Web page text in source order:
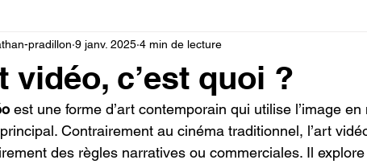
Expositions
vidéo, c’est quoi ?
pradillon 9 janv. 2025 4 min de lecture
est une forme d’art contemporain qui utilise l’image
Contrairement au cinéma traditionnel, l’art
des règles narratives ou commerciales. Il